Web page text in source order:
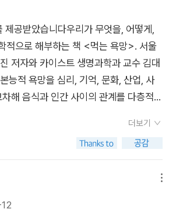
수 있는가’를 의학적으로 조언한다. 이
은 삶을 위한 균형점을 어떻게 만들어야
다. 본능을 활용하면서도 맞
찮습니까?”
식으로 이야기를 풀어나간다. 하나의 주
사과학자가 각자의 시선에서 주장을 펼
우리를 가짜 쾌락으로 이끄는지 파헤치고
려면 어떻게 해야 하는지 방법을 알려준
교수는 먹고 먹히는 관계성이 인간사회
는지 알려주며 인생 전략을 설계할 때 우
하여 현명하게 돌파할 수 있을지 조언한
과 삶을 뒤흔들고 있는 먹는 욕망’에 관
공받았습니다우리가 무엇을, 어떻게,
적으로 해부하는 책 <먹는 욕망>. 서울
저자와 카이스트 생명과학과 교수 김대
능적 욕망을 심리, 기억, 문화, 산업, 사
해 음식과 인간 사이의 관계를 다층적으
사회를 들여다보는 다큐멘터리이자 심리
먹습니다. 그런데 정말로 내가 선택해
리의 일상적 선택이 얼마나 비일상적인
고 있는지를 적나라하게 보여줍니다.
을 조종하고 있다는 도발적인 소제목으
는 현대 식품산업의 교묘한 전략을 해부
더보기